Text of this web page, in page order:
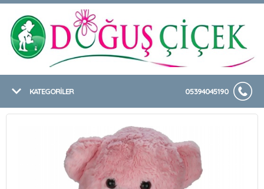
KATEGORİLER 05394045190